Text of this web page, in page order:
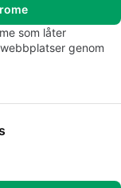
som låter
genom